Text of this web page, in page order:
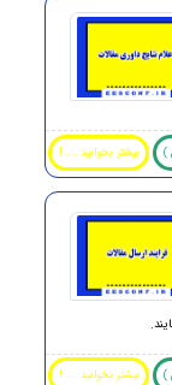
بیشتر بخوانید ... !
بیشتر بخوانید ... !